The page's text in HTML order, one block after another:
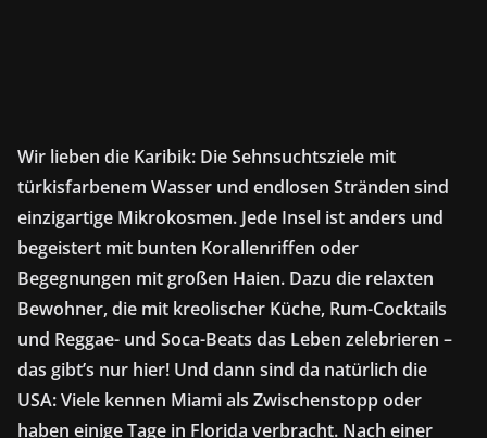
Wir lieben die Karibik: Die Sehnsuchtsziele mit
türkisfarbenem Wasser und endlosen Stränden sind
einzigartige Mikrokosmen. Jede Insel ist anders und
begeistert mit bunten Korallenriffen oder
Begegnungen mit großen Haien. Dazu die relaxten
Bewohner, die mit kreolischer Küche, Rum-Cocktails
und Reggae- und Soca-Beats das Leben zelebrieren –
das gibt’s nur hier! Und dann sind da natürlich die
USA: Viele kennen Miami als Zwischenstopp oder
haben einige Tage in Florida verbracht. Nach einer